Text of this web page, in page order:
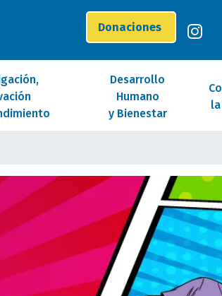
Donaciones
Desarrollo
Humano
y Bienestar
la